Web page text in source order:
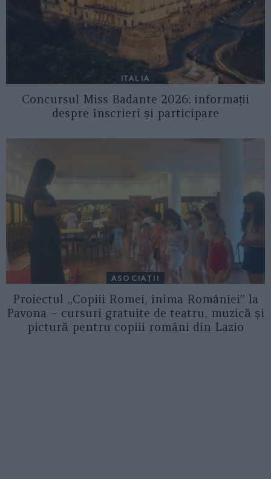
ITALIA
Concursul Miss Badante 2026: informații
despre înscrieri și participare
ASOCIAŢII
Proiectul „Copiii Romei, inima României” la
Pavona – cursuri gratuite de teatru, muzică și
pictură pentru copiii români din Lazio